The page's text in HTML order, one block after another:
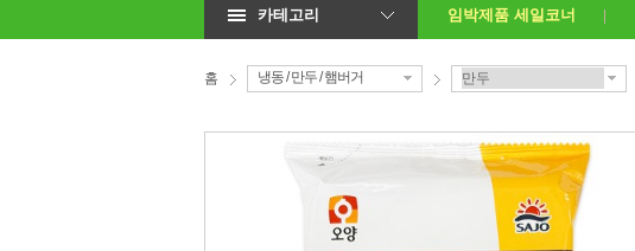
카테고리 임박제품 세일코너
홈 냉동 / 만두 / 햄버거